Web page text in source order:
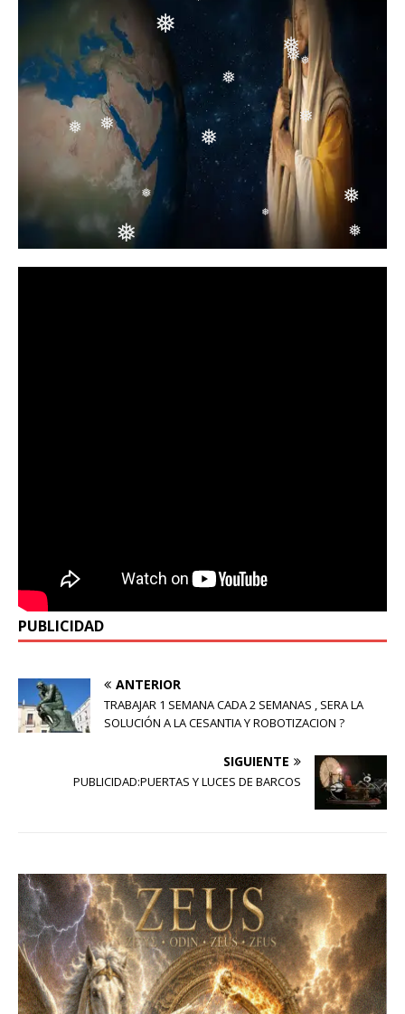
❅
❅ ❅
❅
❅ ❅
❅
❅
❅
❅
❅
PUBLICIDAD
ANTERIOR
TRABAJAR 1 SEMANA CADA 2 SEMANAS , SERA LA
SOLUCIÓN A LA CESANTIA Y ROBOTIZACION ?
SIGUIENTE
PUBLICIDAD:PUERTAS Y LUCES DE BARCOS